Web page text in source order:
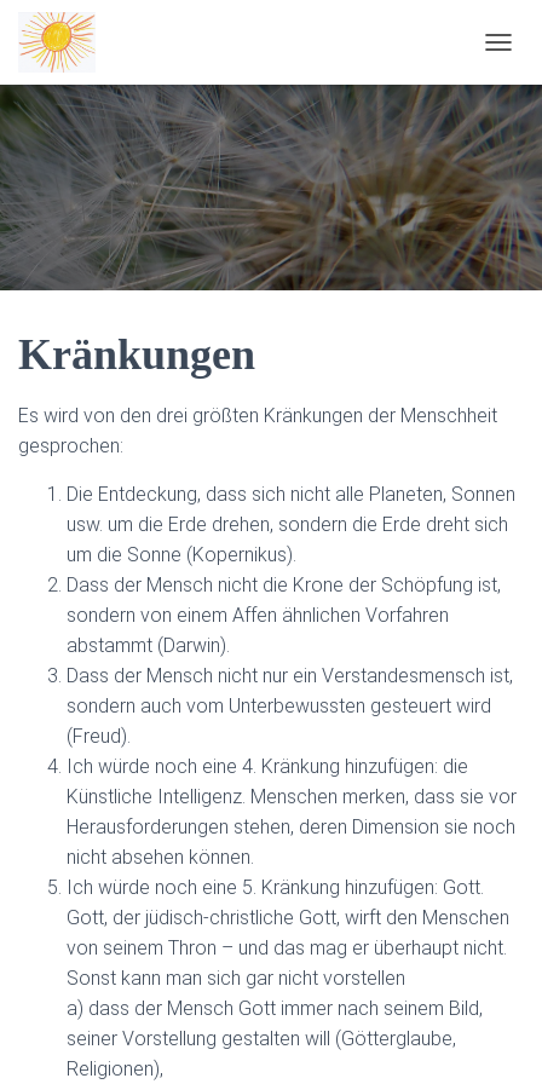
Kränkungen
Es wird von den drei größten Kränkungen der Menschheit
gesprochen:
Die Entdeckung, dass sich nicht alle Planeten, Sonnen
usw. um die Erde drehen, sondern die Erde dreht sich
um die Sonne (Kopernikus).
Dass der Mensch nicht die Krone der Schöpfung ist,
sondern von einem Affen ähnlichen Vorfahren
abstammt (Darwin).
Dass der Mensch nicht nur ein Verstandesmensch ist,
sondern auch vom Unterbewussten gesteuert wird
(Freud).
Ich würde noch eine 4. Kränkung hinzufügen: die
Künstliche Intelligenz. Menschen merken, dass sie vor
Herausforderungen stehen, deren Dimension sie noch
nicht absehen können.
Ich würde noch eine 5. Kränkung hinzufügen: Gott.
Gott, der jüdisch-christliche Gott, wirft den Menschen
von seinem Thron – und das mag er überhaupt nicht.
Sonst kann man sich gar nicht vorstellen
a) dass der Mensch Gott immer nach seinem Bild,
seiner Vorstellung gestalten will (Götterglaube,
Religionen),